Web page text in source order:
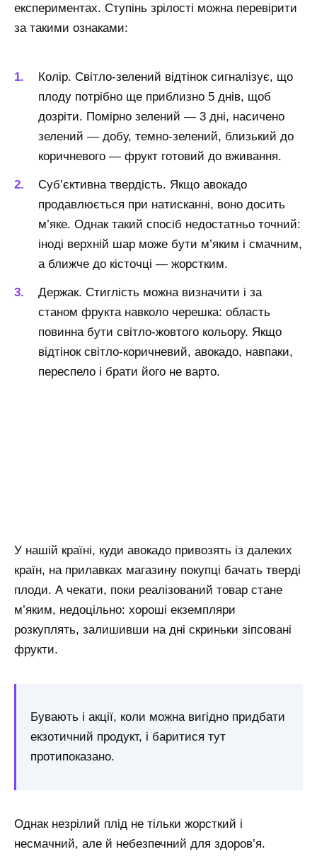
експериментах. Ступінь зрілості можна перевірити
за такими ознаками:
Колір. Світло-зелений відтінок сигналізує, що
плоду потрібно ще приблизно 5 днів, щоб
дозріти. Помірно зелений — 3 дні, насичено
зелений — добу, темно-зелений, близький до
коричневого — фрукт готовий до вживання.
Суб’єктивна твердість. Якщо авокадо
продавлюється при натисканні, воно досить
м’яке. Однак такий спосіб недостатньо точний:
іноді верхній шар може бути м’яким і смачним,
а ближче до кісточці — жорстким.
Держак. Стиглість можна визначити і за
станом фрукта навколо черешка: область
повинна бути світло-жовтого кольору. Якщо
відтінок світло-коричневий, авокадо, навпаки,
переспело і брати його не варто.
У нашій країні, куди авокадо привозять із далеких
країн, на прилавках магазину покупці бачать тверді
плоди. А чекати, поки реалізований товар стане
м’яким, недоцільно: хороші екземпляри
розкуплять, залишивши на дні скриньки зіпсовані
фрукти.
Бувають і акції, коли можна вигідно придбати
екзотичний продукт, і баритися тут
протипоказано.
Однак незрілий плід не тільки жорсткий і
несмачний, але й небезпечний для здоров’я.